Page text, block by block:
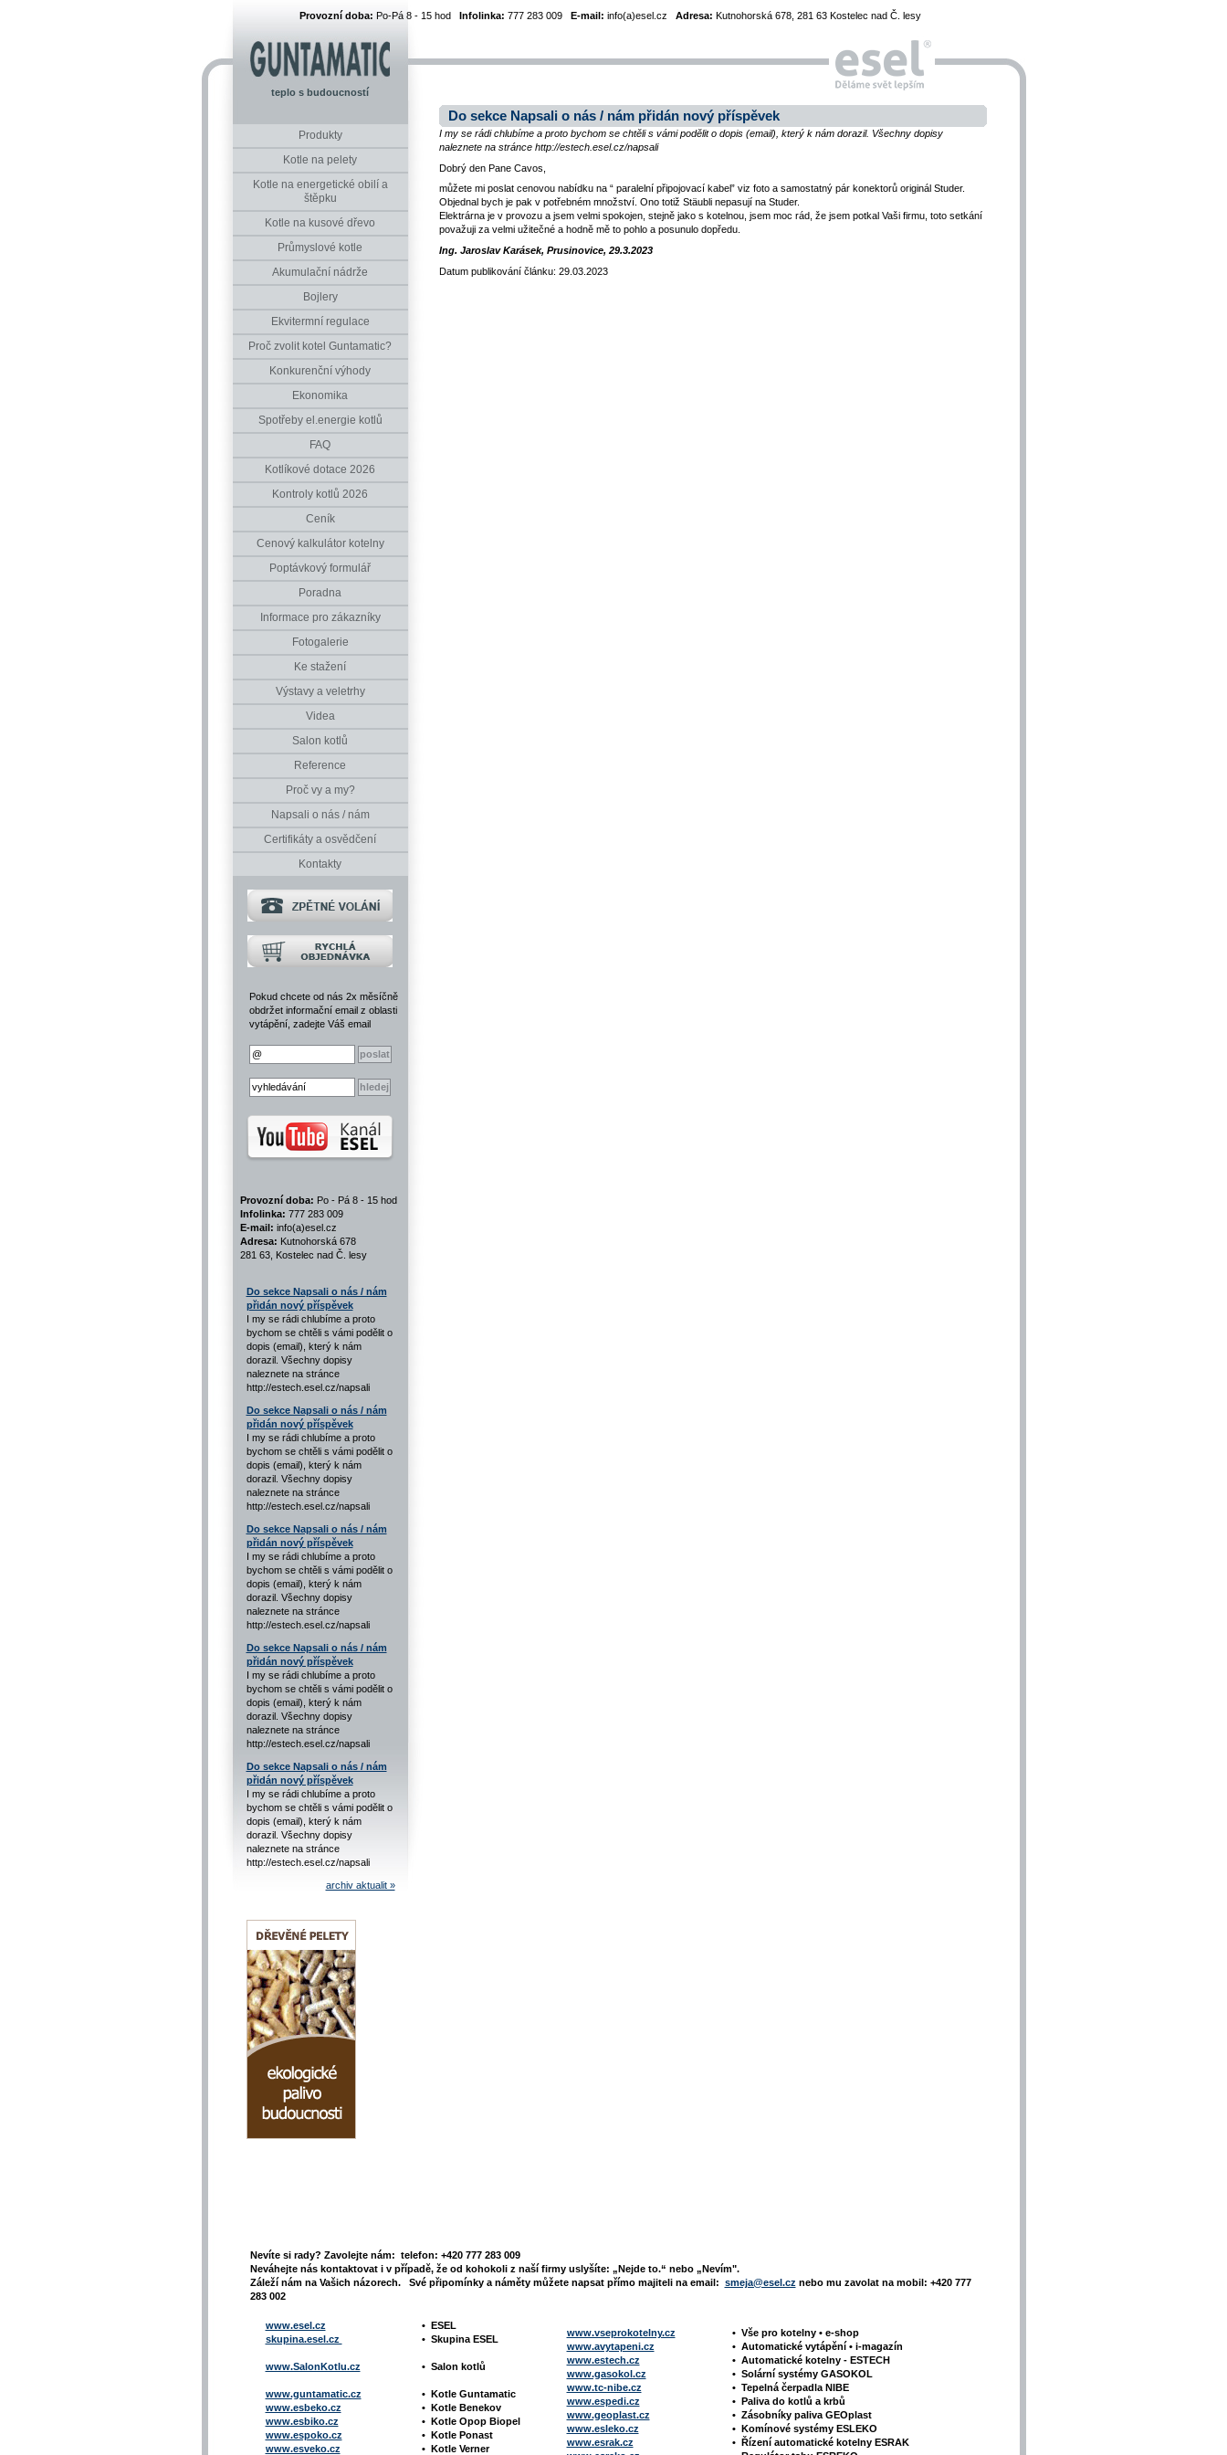
Provozní doba: Po-Pá 8 - 15 hod Infolinka: 777 283 009 E-mail: info(a)esel.cz Adresa: Kutnohorská 678, 281 63 Kostelec nad Č. lesy
teplo s budoucností
Produkty
Kotle na pelety
Kotle na energetické obilí a
štěpku
Kotle na kusové dřevo
Průmyslové kotle
Akumulační nádrže
Bojlery
Ekvitermní regulace
Proč zvolit kotel Guntamatic?
Konkurenční výhody
Ekonomika
Spotřeby el.energie kotlů
FAQ
Kotlíkové dotace 2026
Kontroly kotlů 2026
Ceník
Cenový kalkulátor kotelny
Poptávkový formulář
Poradna
Informace pro zákazníky
Fotogalerie
Ke stažení
Výstavy a veletrhy
Videa
Salon kotlů
Reference
Proč vy a my?
Napsali o nás / nám
Certifikáty a osvědčení
Kontakty
Pokud chcete od nás 2x měsíčně
obdržet informační email z oblasti
vytápění, zadejte Váš email
Provozní doba: Po - Pá 8 - 15 hod
Infolinka: 777 283 009
E-mail: info(a)esel.cz
Adresa: Kutnohorská 678
281 63, Kostelec nad Č. lesy
Do sekce Napsali o nás / nám
přidán nový příspěvek
I my se rádi chlubíme a proto
bychom se chtěli s vámi podělit o
dopis (email), který k nám
dorazil. Všechny dopisy
naleznete na stránce
http://estech.esel.cz/napsali
Do sekce Napsali o nás / nám
přidán nový příspěvek
I my se rádi chlubíme a proto
bychom se chtěli s vámi podělit o
dopis (email), který k nám
dorazil. Všechny dopisy
naleznete na stránce
http://estech.esel.cz/napsali
Do sekce Napsali o nás / nám
přidán nový příspěvek
I my se rádi chlubíme a proto
bychom se chtěli s vámi podělit o
dopis (email), který k nám
dorazil. Všechny dopisy
naleznete na stránce
http://estech.esel.cz/napsali
Do sekce Napsali o nás / nám
přidán nový příspěvek
I my se rádi chlubíme a proto
bychom se chtěli s vámi podělit o
dopis (email), který k nám
dorazil. Všechny dopisy
naleznete na stránce
http://estech.esel.cz/napsali
Do sekce Napsali o nás / nám
přidán nový příspěvek
I my se rádi chlubíme a proto
bychom se chtěli s vámi podělit o
dopis (email), který k nám
dorazil. Všechny dopisy
naleznete na stránce
http://estech.esel.cz/napsali
archiv aktualit »
Do sekce Napsali o nás / nám přidán nový příspěvek
I my se rádi chlubíme a proto bychom se chtěli s vámi podělit o dopis (email), který k nám dorazil. Všechny dopisy
naleznete na stránce http://estech.esel.cz/napsali
Dobrý den Pane Cavos,
můžete mi poslat cenovou nabídku na “ paralelní připojovací kabel” viz foto a samostatný pár konektorů originál Studer.
Objednal bych je pak v potřebném množství. Ono totiž Stäubli nepasují na Studer.
Elektrárna je v provozu a jsem velmi spokojen, stejně jako s kotelnou, jsem moc rád, že jsem potkal Vaši firmu, toto setkání
považuji za velmi užitečné a hodně mě to pohlo a posunulo dopředu.
Ing. Jaroslav Karásek, Prusinovice, 29.3.2023
Datum publikování článku: 29.03.2023
Nevíte si rady? Zavolejte nám: telefon: +420 777 283 009
Neváhejte nás kontaktovat i v případě, že od kohokoli z naší firmy uslyšíte: „Nejde to.“ nebo „Nevím".
Záleží nám na Vašich názorech. Své připomínky a náměty můžete napsat přímo majiteli na email: smeja@esel.cz nebo mu zavolat na mobil: +420 777
283 002
www.esel.cz
skupina.esel.cz
www.SalonKotlu.cz
www.guntamatic.cz
www.esbeko.cz
www.esbiko.cz
www.espoko.cz
www.esveko.cz
• ESEL
• Skupina ESEL
• Salon kotlů
• Kotle Guntamatic
• Kotle Benekov
• Kotle Opop Biopel
• Kotle Ponast
• Kotle Verner
www.vseprokotelny.cz
www.avytapeni.cz
www.estech.cz
www.gasokol.cz
www.tc-nibe.cz
www.espedi.cz
www.geoplast.cz
www.esleko.cz
www.esrak.cz
• Vše pro kotelny •e-shop
• Automatické vytápění •i-magazín
• Automatické kotelny - ESTECH
• Solární systémy GASOKOL
• Tepelná čerpadla NIBE
• Paliva do kotlů a krbů
• Zásobníky paliva GEOplast
• Komínové systémy ESLEKO
• Řízení automatické kotelny ESRAK